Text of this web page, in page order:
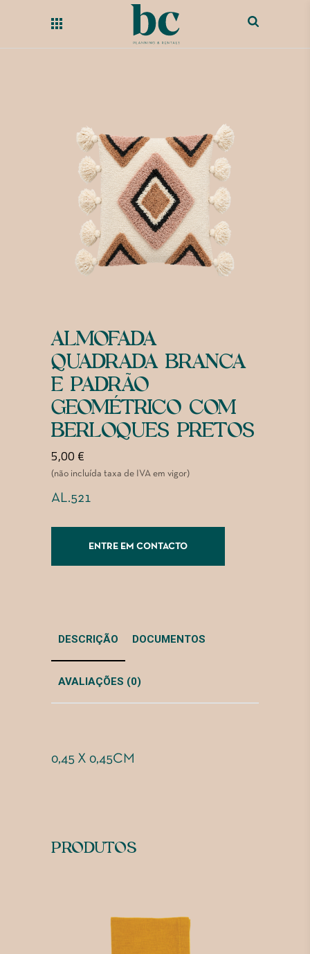
ALMOFADA
QUADRADA BRANCA
E PADRÃO
GEOMÉTRICO COM
BERLOQUES PRETOS
5,00 €
(não incluída taxa de IVA em vigor)
AL.521
ENTRE EM CONTACTO
DESCRIÇÃO DOCUMENTOS
AVALIAÇÕES (0)
0,45 X 0,45CM
PRODUTOS